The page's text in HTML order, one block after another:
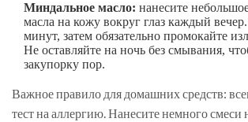
Миндальное масло: нанесите
масла на кожу вокруг глаз каждый
минут, затем обязательно промокайте
Не оставляйте на ночь без смывания,
закупорку пор.
Важное правило для домашних средств:
тест на аллергию. Нанесите немного смеси